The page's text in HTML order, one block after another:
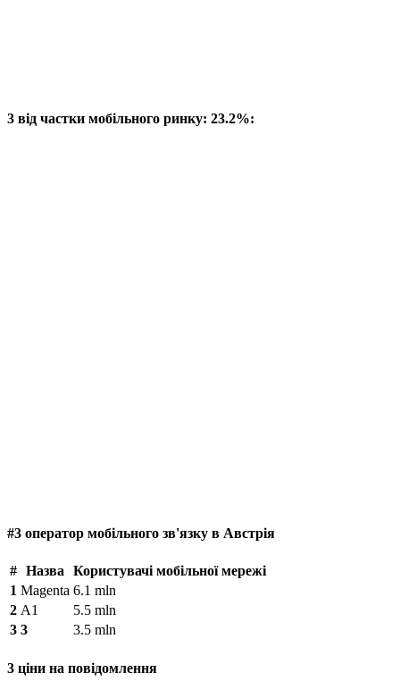
3 від частки мобільного ринку: 23.2%:
#3 оператор мобільного зв'язку в Австрія
# Назва
Користувачі мобільної мережі
1 Magenta 6.1 mln
2 A1
5.5 mln
3 3 3.5 mln
3 ціни на повідомлення